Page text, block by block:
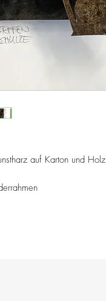
auf Karton und Holz